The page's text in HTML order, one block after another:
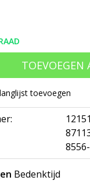
TOEVOEGEN
toevoegen
Bedenktijd